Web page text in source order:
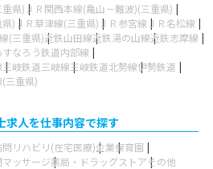
県) ＪＲ関西本線(亀山－難波)(三重県)
) ＪＲ草津線(三重県) ＪＲ参宮線 ＪＲ名松線
(三重県)近鉄山田線近鉄湯の山線近鉄志摩線
なろう鉄道内部線
三岐鉄道三岐線三岐鉄道北勢線伊勢鉄道
三重県)
求人を仕事内容で探す
問リハビリ(在宅医療)企業保育園
マッサージ薬局・ドラッグストアその他